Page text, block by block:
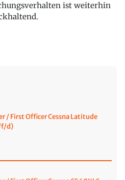
ist weiterhin
/ First Officer Cessna Latitude
f/d)